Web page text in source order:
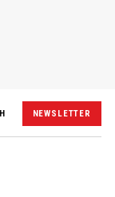
NEWSLETTER